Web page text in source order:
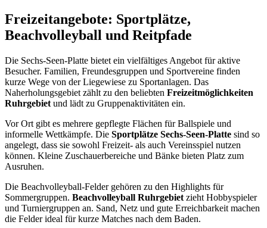
Freizeitangebote: Sportplätze,
Beachvolleyball und Reitpfade
Die Sechs-Seen-Platte bietet ein vielfältiges Angebot für aktive
Besucher. Familien, Freundesgruppen und Sportvereine finden
kurze Wege von der Liegewiese zu Sportanlagen. Das
Naherholungsgebiet zählt zu den beliebten Freizeitmöglichkeiten
Ruhrgebiet und lädt zu Gruppenaktivitäten ein.
Vor Ort gibt es mehrere gepflegte Flächen für Ballspiele und
informelle Wettkämpfe. Die Sportplätze Sechs-Seen-Platte sind so
angelegt, dass sie sowohl Freizeit- als auch Vereinsspiel nutzen
können. Kleine Zuschauerbereiche und Bänke bieten Platz zum
Ausruhen.
Die Beachvolleyball-Felder gehören zu den Highlights für
Sommergruppen. Beachvolleyball Ruhrgebiet zieht Hobbyspieler
und Turniergruppen an. Sand, Netz und gute Erreichbarkeit machen
die Felder ideal für kurze Matches nach dem Baden.